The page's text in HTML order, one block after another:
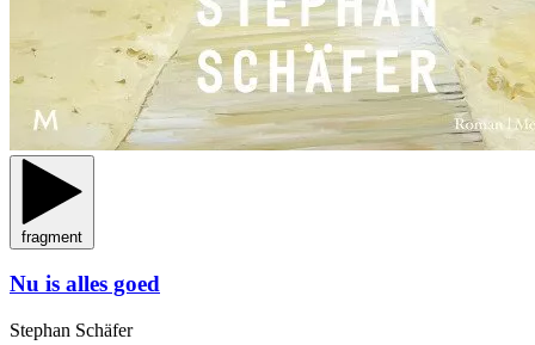
fragment
Nu is alles goed
Stephan Schäfer